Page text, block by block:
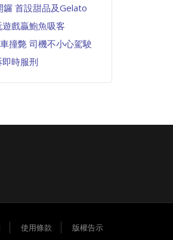
鑼 首設甜品及Gelato
戲贏鮑魚吸客
撞斃 司機不小心駕駛
時服刑
使用條款 版權告示